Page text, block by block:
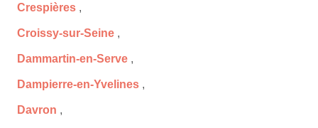
Crespières ,
Croissy-sur-Seine ,
Dammartin-en-Serve ,
Dampierre-en-Yvelines ,
Davron ,